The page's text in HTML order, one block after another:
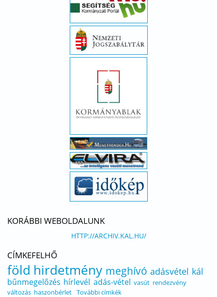
KORÁBBI WEBOLDALUNK
HTTP://ARCHIV.KAL.HU/
CÍMKEFELHŐ
föld hirdetmény meghívó adásvétel kál
bűnmegelőzés hírlevél adás-vétel vasút rendezvény
változás haszonbérlet További címkék